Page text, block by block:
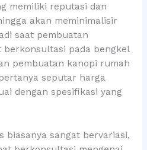
memiliki reputasi dan
akan meminimalisir
saat pembuatan
berkonsultasi pada bengkel
pembuatan kanopi rumah
seputar harga
dengan spesifikasi yang
biasanya sangat bervariasi,